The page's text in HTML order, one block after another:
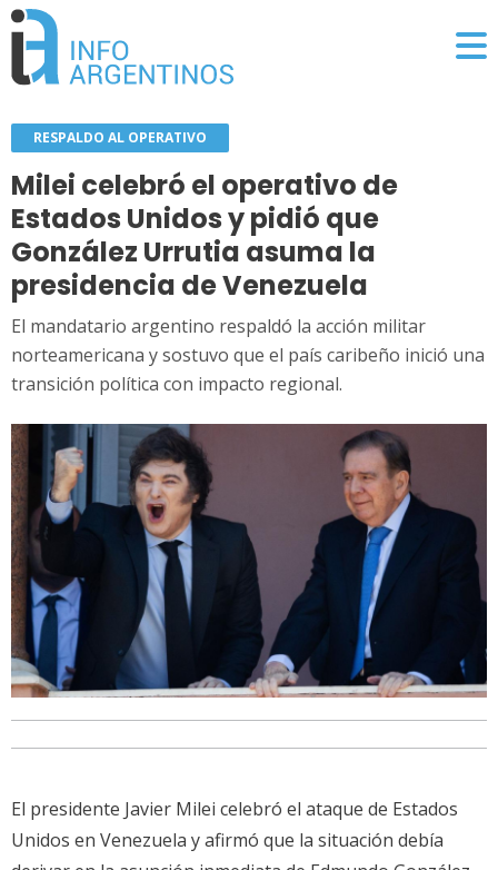
RESPALDO AL OPERATIVO
Milei celebró el operativo de
Estados Unidos y pidió que
González Urrutia asuma la
presidencia de Venezuela
El mandatario argentino respaldó la acción militar
norteamericana y sostuvo que el país caribeño inició una
transición política con impacto regional.
El presidente Javier Milei celebró el ataque de Estados
Unidos en Venezuela y afirmó que la situación debía